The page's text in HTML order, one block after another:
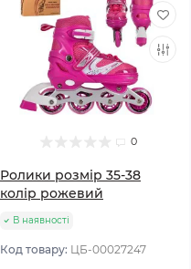
0
Ролики розмір 35-38
колір рожевий
В наявності
Код товару: ЦБ-00027247